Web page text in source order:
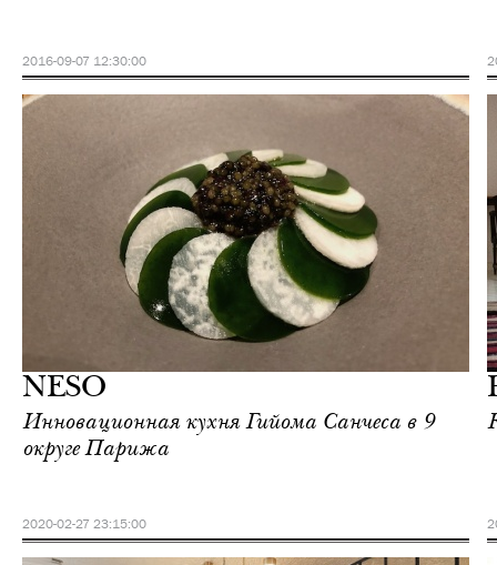
2016-09-07 12:30:00
NESO
Инновационная кухня Гийома Санчеса в 9
округе Парижа
2020-02-27 23:15:00